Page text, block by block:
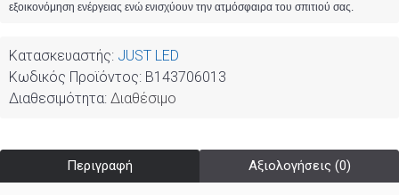
εξοικονόμηση ενέργειας ενώ ενισχύουν την ατμόσφαιρα του σπιτιού σας.
Κατασκευαστής: JUST LED
Κωδικός Προϊόντος: B143706013
Διαθεσιμότητα: Διαθέσιμο
Περιγραφή Αξιολογήσεις (0)